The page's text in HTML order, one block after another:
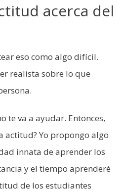
acerca del
eso como algo difícil.
realista sobre lo que
te va a ayudar. Entonces,
actitud? Yo propongo algo
innata de aprender los
y el tiempo aprenderé
de los estudiantes